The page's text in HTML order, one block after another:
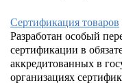
Сертификация товаров
Разработан особый
сертификации в
аккредитованных в
организациях